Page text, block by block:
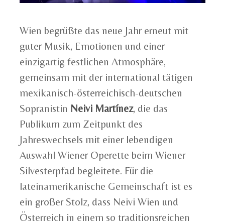
Wien begrüßte das neue Jahr erneut mit
guter Musik, Emotionen und einer
einzigartig festlichen Atmosphäre,
gemeinsam mit der international tätigen
mexikanisch-österreichisch-deutschen
Sopranistin Neivi Martínez, die das
Publikum zum Zeitpunkt des
Jahreswechsels mit einer lebendigen
Auswahl Wiener Operette beim Wiener
Silvesterpfad begleitete. Für die
lateinamerikanische Gemeinschaft ist es
ein großer Stolz, dass Neivi Wien und
Österreich in einem so traditionsreichen